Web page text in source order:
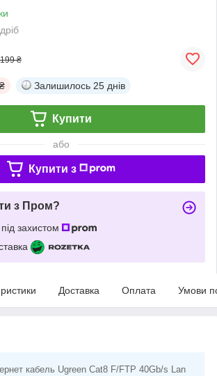
₴
Залишилось 25 днів
Купити
або
Купити з
з Пром?
захистом
Доставка Оплата Умови
кабель Ugreen Cat8 F/FTP 40Gb/s Lan